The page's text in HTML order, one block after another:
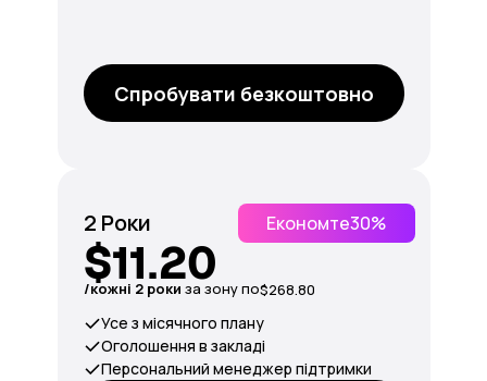
Спробувати безкоштовно
2 Роки Економте30%
$11.20
/кожні 2 роки за зону по$268.80
Усе з місячного плану
Оголошення в закладі
Персональний менеджер підтримки